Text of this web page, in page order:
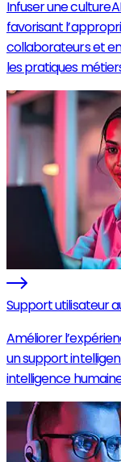
Infuser une culture
favorisant
collaborateurs et
les pratiques
Support utilisateur
Améliorer
un support
intelligence